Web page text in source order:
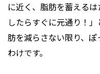
に近く、脂肪を蓄える
したらすぐに元通り！
肪を減らさない限り、
わけです。